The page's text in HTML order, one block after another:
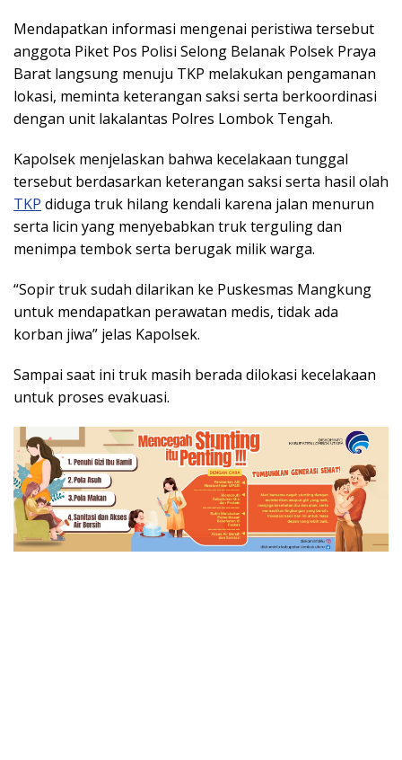
Mendapatkan informasi mengenai peristiwa tersebut
anggota Piket Pos Polisi Selong Belanak Polsek Praya
Barat langsung menuju TKP melakukan pengamanan
lokasi, meminta keterangan saksi serta berkoordinasi
dengan unit lakalantas Polres Lombok Tengah.
Kapolsek menjelaskan bahwa kecelakaan tunggal
tersebut berdasarkan keterangan saksi serta hasil olah
TKP diduga truk hilang kendali karena jalan menurun
serta licin yang menyebabkan truk terguling dan
menimpa tembok serta berugak milik warga.
“Sopir truk sudah dilarikan ke Puskesmas Mangkung
untuk mendapatkan perawatan medis, tidak ada
korban jiwa” jelas Kapolsek.
Sampai saat ini truk masih berada dilokasi kecelakaan
untuk proses evakuasi.